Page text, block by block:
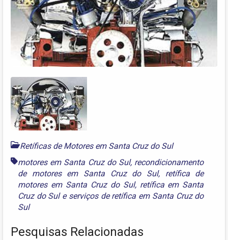
Retíficas de Motores em Santa Cruz do Sul
motores em Santa Cruz do Sul, recondicionamento
de motores em Santa Cruz do Sul, retífica de
motores em Santa Cruz do Sul, retífica em Santa
Cruz do Sule serviços de retífica em Santa Cruz do
Sul
Pesquisas Relacionadas